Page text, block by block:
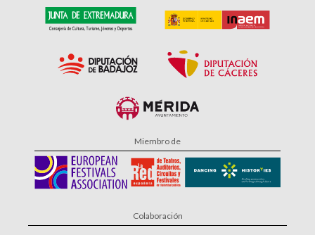
Miembro de
Colaboración